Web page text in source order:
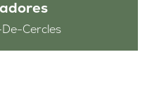
Cercles